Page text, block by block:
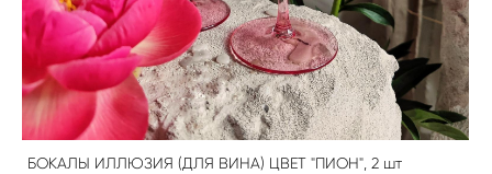
БОКАЛЫ ИЛЛЮЗИЯ (ДЛЯ ВИНА) ЦВЕТ "ПИОН", 2 шт